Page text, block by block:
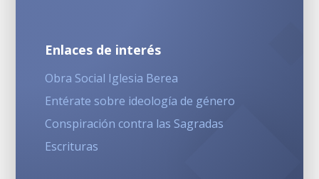
Enlaces de interés
Obra Social Iglesia Berea
Entérate sobre ideología de género
Conspiración contra las Sagradas
Escrituras